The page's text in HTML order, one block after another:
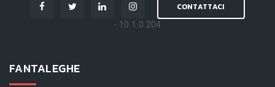
CONTATTACI
- 10.1.0.204
FANTALEGHE